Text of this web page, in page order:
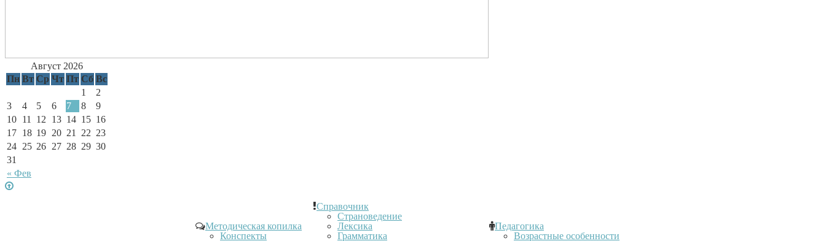
Август 2026
Пн Вт Ср Чт Пт Сб Вс
« Фев
1
2
3
4 5 6 7 8
9
10 11 12 13 14 15 16
17 18 19 20 21 22 23
24 25 26 27 28 29 30
31
Методическая копилка
Конспекты
Справочник
Страноведение
Лексика
Грамматика
Педагогика
Возрастные особенности